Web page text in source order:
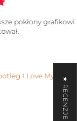
grafikowi
★ RECENZJE